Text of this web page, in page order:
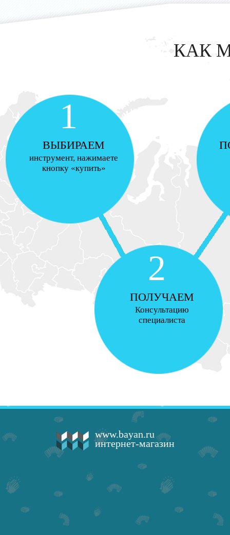
КАК
1
ВЫБИРАЕМ
инструмент, нажимаете
кнопку «купить»
2
ПОЛУЧАЕМ
Консультацию
специалиста
www.bayan.ru
интернет-магазин